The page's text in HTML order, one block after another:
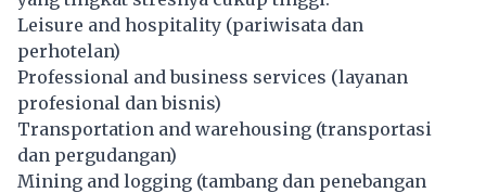
Leisure and hospitality (pariwisata dan
perhotelan)
Professional and business services (layanan
profesional dan bisnis)
Transportation and warehousing (transportasi
dan pergudangan)
Mining and logging (tambang dan penebangan